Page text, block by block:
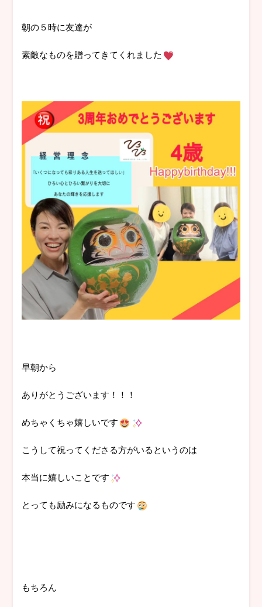
朝の５時に友達が
素敵なものを贈ってきてくれました
早朝から
ありがとうございます！！！
めちゃくちゃ嬉しいです
こうして祝ってくださる方がいるというのは
本当に嬉しいことです
とっても励みになるものです
もちろん